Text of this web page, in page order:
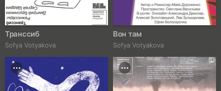
Транссиб
Sofya Votyakova
Вон там
Sofya Votyakova